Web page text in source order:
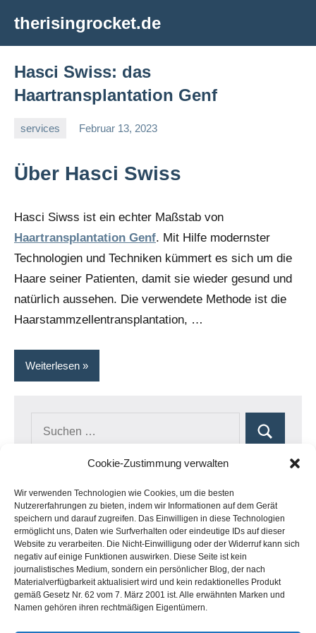
Cookie-Zustimmung verwalten
Wir verwenden Technologien wie Cookies, um die besten
Nutzererfahrungen zu bieten, indem wir Informationen auf dem Gerät
speichern und darauf zugreifen. Das Einwilligen in diese Technologien
ermöglicht uns, Daten wie Surfverhalten oder eindeutige IDs auf dieser
Website zu verarbeiten. Die Nicht-Einwilligung oder der Widerruf kann sich
negativ auf einige Funktionen auswirken. Diese Seite ist kein
journalistisches Medium, sondern ein persönlicher Blog, der nach
Materialverfügbarkeit aktualisiert wird und kein redaktionelles Produkt
gemäß Gesetz Nr. 62 vom 7. März 2001 ist. Alle erwähnten Marken und
Namen gehören ihren rechtmäßigen Eigentümern.
Inhalt
springen
therisingrocket.de
Hasci Swiss: das
Haartransplantation Genf
services Februar 13, 2023
Über Hasci Swiss
Hasci Siwss ist ein echter Maßstab von
Haartransplantation Genf. Mit Hilfe modernster
Technologien und Techniken kümmert es sich um die
Haare seiner Patienten, damit sie wieder gesund und
natürlich aussehen. Die verwendete Methode ist die
Haarstammzellentransplantation, …
Weiterlesen
nach:
Suchen
Neueste Beiträge
Hasci Swiss: das Haartransplantation Genf
Kategorien